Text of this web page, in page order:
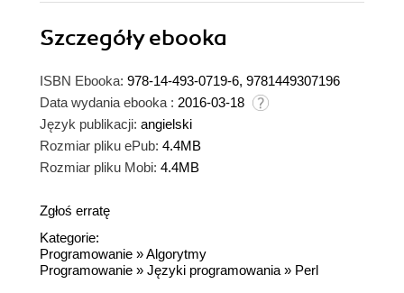
Szczegółyebooka
ISBN Ebooka: 978-14-493-0719-6, 9781449307196
Data wydania ebooka : 2016-03-18
Język publikacji: angielski
Rozmiar pliku ePub: 4.4MB
Rozmiar pliku Mobi: 4.4MB
Zgłoś erratę
Kategorie:
Programowanie »Algorytmy
Programowanie » Języki programowania » Perl